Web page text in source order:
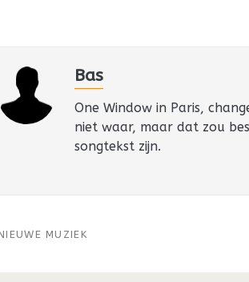
Bas
One Window in Paris,
niet waar, maar dat zou
songtekst zijn.
MUZIEK